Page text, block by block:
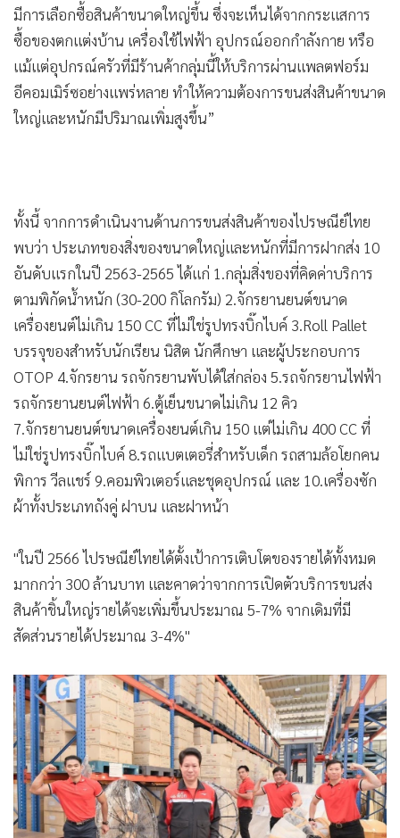
มีการเลือกซื้อสินค้าขนาดใหญ่ขึ้น ซึ่งจะเห็นได้จากกระแสการ
ซื้อของตกแต่งบ้าน เครื่องใช้ไฟฟ้า อุปกรณ์ออกกำลังกาย หรือ
แม้แต่อุปกรณ์ครัวที่มีร้านค้ากลุ่มนี้ให้บริการผ่านแพลตฟอร์ม
อีคอมเมิร์ซอย่างแพร่หลาย ทำให้ความต้องการขนส่งสินค้าขนาด
ใหญ่และหนักมีปริมาณเพิ่มสูงขึ้น”
ทั้งนี้ จากการดำเนินงานด้านการขนส่งสินค้าของไปรษณีย์ไทย
พบว่า ประเภทของสิ่งของขนาดใหญ่และหนักที่มีการฝากส่ง 10
อันดับแรกในปี 2563-2565 ได้แก่ 1.กลุ่มสิ่งของที่คิดค่าบริการ
ตามพิกัดน้ำหนัก (30-200 กิโลกรัม) 2.จักรยานยนต์ขนาด
เครื่องยนต์ไม่เกิน 150 CC ที่ไม่ใช่รูปทรงบิ๊กไบค์ 3.Roll Pallet
บรรจุของสำหรับนักเรียน นิสิต นักศึกษา และผู้ประกอบการ
OTOP 4.จักรยาน รถจักรยานพับได้ใส่กล่อง 5.รถจักรยานไฟฟ้า
รถจักรยานยนต์ไฟฟ้า 6.ตู้เย็นขนาดไม่เกิน 12 คิว
7.จักรยานยนต์ขนาดเครื่องยนต์เกิน 150 แต่ไม่เกิน 400 CC ที่
ไม่ใช่รูปทรงบิ๊กไบค์ 8.รถแบตเตอรี่สำหรับเด็ก รถสามล้อโยกคน
พิการ วีลแชร์ 9.คอมพิวเตอร์และชุดอุปกรณ์ และ 10.เครื่องซัก
ผ้าทั้งประเภทถังคู่ ฝาบน และฝาหน้า
"ในปี 2566 ไปรษณีย์ไทยได้ตั้งเป้าการเติบโตของรายได้ทั้งหมด
มากกว่า 300 ล้านบาท และคาดว่าจากการเปิดตัวบริการขนส่ง
สินค้าชิ้นใหญ่รายได้จะเพิ่มขึ้นประมาณ 5-7% จากเดิมที่มี
สัดส่วนรายได้ประมาณ 3-4%"